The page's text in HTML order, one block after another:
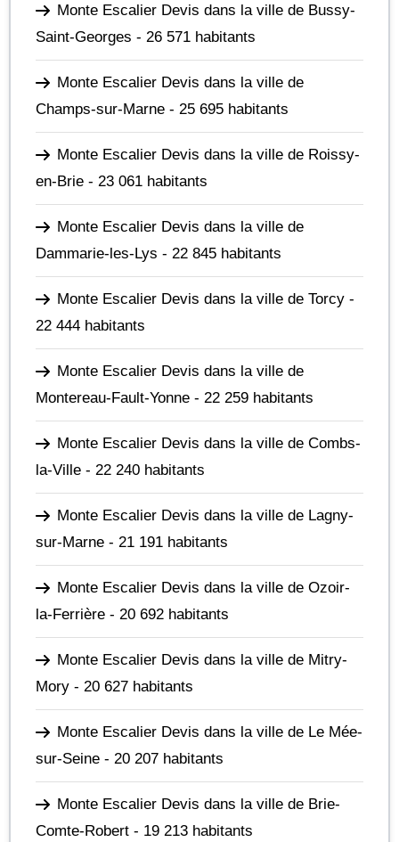
Monte Escalier Devis dans la ville de Bussy-
Saint-Georges - 26 571 habitants
Monte Escalier Devis dans la ville de
Champs-sur-Marne - 25 695 habitants
Monte Escalier Devis dans la ville de Roissy-
en-Brie - 23 061 habitants
Monte Escalier Devis dans la ville de
Dammarie-les-Lys - 22 845 habitants
Monte Escalier Devis dans la ville de Torcy -
22 444 habitants
Monte Escalier Devis dans la ville de
Montereau-Fault-Yonne - 22 259 habitants
Monte Escalier Devis dans la ville de Combs-
la-Ville - 22 240 habitants
Monte Escalier Devis dans la ville de Lagny-
sur-Marne - 21 191 habitants
Monte Escalier Devis dans la ville de Ozoir-
la-Ferrière - 20 692 habitants
Monte Escalier Devis dans la ville de Mitry-
Mory - 20 627 habitants
Monte Escalier Devis dans la ville de Le Mée-
sur-Seine - 20 207 habitants
Monte Escalier Devis dans la ville de Brie-
Comte-Robert - 19 213 habitants